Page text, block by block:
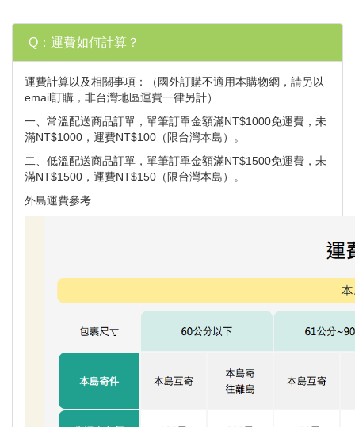
Q：運費如何計算？
運費計算以及相關事項：（國外訂購不適用本購物網，請另以
email訂購，非台灣地區運費一律另計）
一、常溫配送商品訂單，單筆訂單金額滿NT$1000免運費，未
滿NT$1000，運費NT$100（限台灣本島）。
二、低溫配送商品訂單，單筆訂單金額滿NT$1500免運費，未
滿NT$1500，運費NT$150（限台灣本島）。
外島運費參考